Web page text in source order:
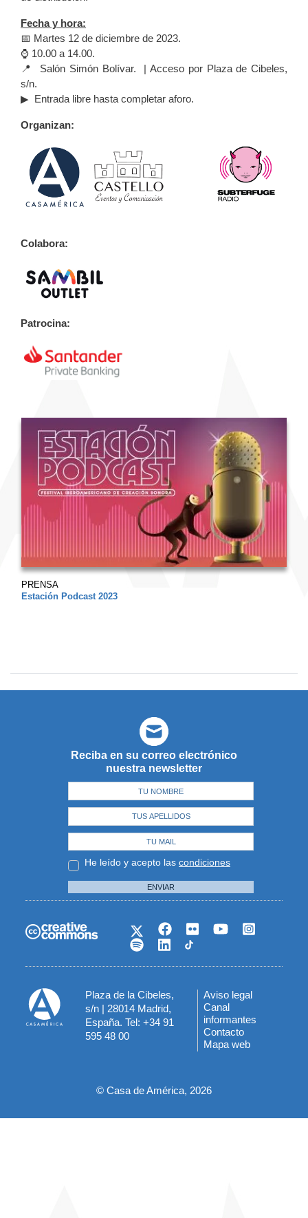
Fecha y hora:
📅 Martes 12 de diciembre de 2023.
⌚ 10.00 a 14.00.
📍 Salón Simón Bolívar. | Acceso por Plaza de Cibeles,
s/n.
▶ Entrada libre hasta completar aforo.
Organizan:
Colabora:
Patrocina:
PRENSA
Estación Podcast 2023
Reciba en su correo electrónico
nuestra newsletter
He leído y acepto las condiciones
ENVIAR
Plaza de la Cibeles,
s/n | 28014 Madrid,
España. Tel: +34 91
595 48 00
Menú
del
pie
Aviso legal
Canal
informantes
Contacto
Mapa web
© Casa de América, 2026